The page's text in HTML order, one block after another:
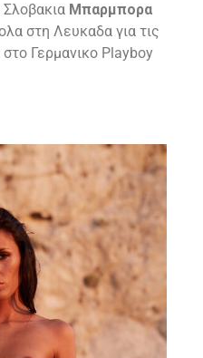
Μπαρμπορα
στη Λευκαδα για τις
Γερμανικο Playboy